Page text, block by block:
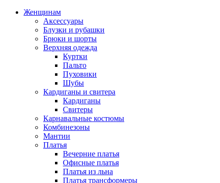
Женщинам
Аксессуары
Блузки и рубашки
Брюки и шорты
Верхняя одежда
Куртки
Пальто
Пуховики
Шубы
Кардиганы и свитера
Кардиганы
Свитеры
Карнавальные костюмы
Комбинезоны
Мантии
Платья
Вечерние платья
Офисные платья
Платья из льна
Платья трансформеры